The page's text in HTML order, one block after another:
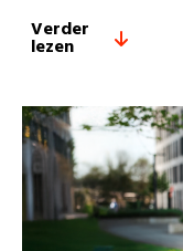
Verder
lezen